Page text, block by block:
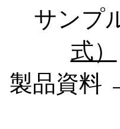
サン
式）
製品資料